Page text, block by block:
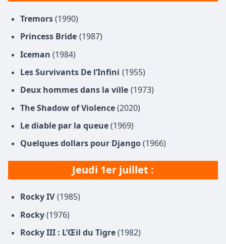
Tremors (1990)
Princess Bride (1987)
Iceman (1984)
Les Survivants De l’Infini (1955)
Deux hommes dans la ville (1973)
The Shadow of Violence (2020)
Le diable par la queue (1969)
Quelques dollars pour Django (1966)
Jeudi 1er juillet :
Rocky IV(1985)
Rocky (1976)
Rocky III : L’Œil du Tigre (1982)